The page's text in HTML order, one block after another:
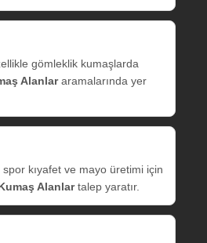
gömleklik kumaşlarda
Alanlararamalarında yer
kıyafet ve mayo üretimi için
Alanlartalep yaratır.